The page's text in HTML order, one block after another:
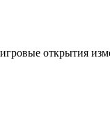
открытия